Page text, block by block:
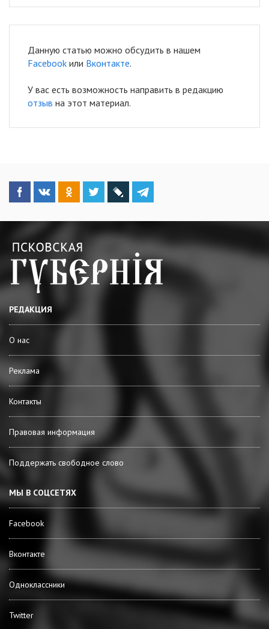
Данную статью можно обсудить в нашем
Facebook или Вконтакте.
У вас есть возможность направить в редакцию
отзыв на этот материал.
РЕДАКЦИЯ
О нас
Реклама
Контакты
Правовая информация
Поддержать свободное слово
МЫ В СОЦСЕТЯХ
Facebook
Вконтакте
Одноклассники
Twitter